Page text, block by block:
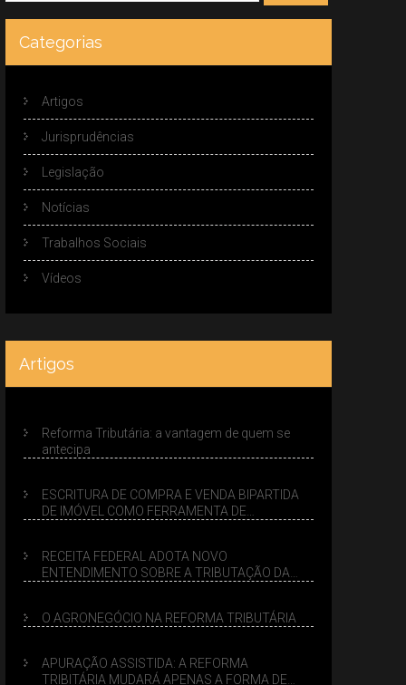
Categorias
Artigos
Jurisprudências
Legislação
Notícias
Trabalhos Sociais
Vídeos
Artigos
Reforma Tributária: a vantagem de quem se
antecipa
ESCRITURA DE COMPRA E VENDA BIPARTIDA
DE IMÓVEL COMO FERRAMENTA DE
RECEITA FEDERAL ADOTA NOVO
ENTENDIMENTO SOBRE A TRIBUTAÇÃO DA
O AGRONEGÓCIO NA REFORMA TRIBUTÁRIA
APURAÇÃO ASSISTIDA: A REFORMA
TRIBITÁRIA MUDARÁ APENAS A FORMA DE